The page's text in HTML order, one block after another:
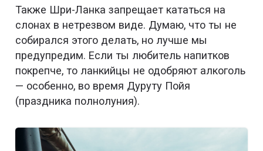
Также Шри-Ланка запрещает кататься на
слонах в нетрезвом виде. Думаю, что ты не
собирался этого делать, но лучше мы
предупредим. Если ты любитель напитков
покрепче, то ланкийцы не одобряют алкоголь
— особенно, во время Дуруту Пойя
(праздника полнолуния).